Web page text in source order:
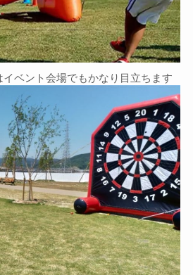
ベント会場でもかなり目立ちます